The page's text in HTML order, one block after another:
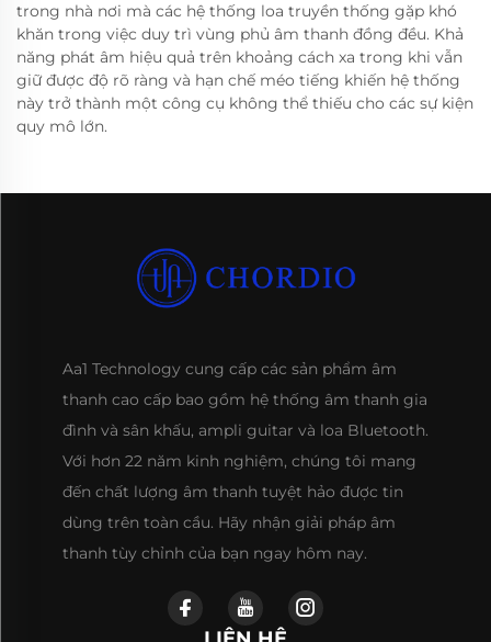
trong nhà nơi mà các hệ thống loa truyền thống gặp khó
khăn trong việc duy trì vùng phủ âm thanh đồng đều. Khả
năng phát âm hiệu quả trên khoảng cách xa trong khi vẫn
giữ được độ rõ ràng và hạn chế méo tiếng khiến hệ thống
này trở thành một công cụ không thể thiếu cho các sự kiện
quy mô lớn.
Aa1 Technology cung cấp các sản phẩm âm
thanh cao cấp bao gồm hệ thống âm thanh gia
đình và sân khấu, ampli guitar và loa Bluetooth.
Với hơn 22 năm kinh nghiệm, chúng tôi mang
đến chất lượng âm thanh tuyệt hảo được tin
dùng trên toàn cầu. Hãy nhận giải pháp âm
thanh tùy chỉnh của bạn ngay hôm nay.